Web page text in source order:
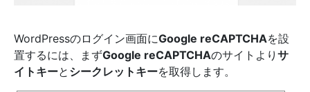
WordPressのログイン画面にGoogle reCAPTCHAを設
置するには、まずGoogle reCAPTCHAのサイトより サ
イトキーと シークレットキーを取得します。